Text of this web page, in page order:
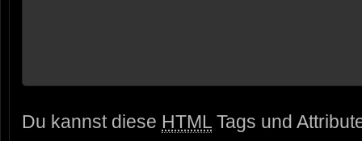
Du kannst diese HTML Tags und